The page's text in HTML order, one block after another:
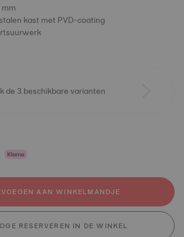
kast met PVD-coating
de 3 beschikbare varianten
AAN WINKELMANDJE
RESERVEREN IN DE WINKEL